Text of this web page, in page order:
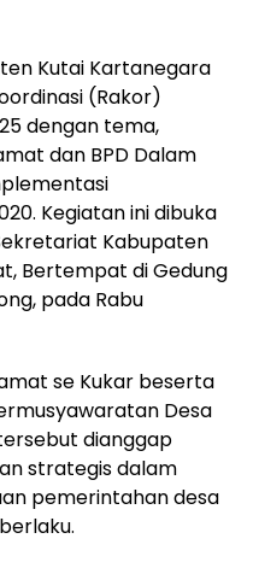
Kutai Kartanegara
(Rakor)
dengan tema,
dan BPD Dalam
Kegiatan ini dibuka
Kabupaten
Bertempat di Gedung
pada Rabu
se Kukar beserta
Desa
dianggap
strategis dalam
pemerintahan desa